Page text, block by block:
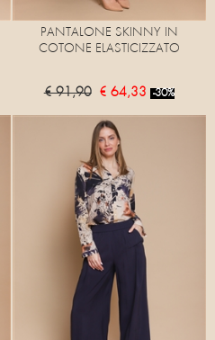
PANTALONE SKINNY IN
COTONE ELASTICIZZATO
€ 91,90 € 64,33 -30%